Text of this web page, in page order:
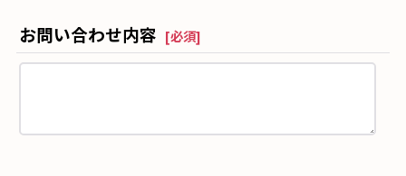
お問い合わせ内容 [必須]